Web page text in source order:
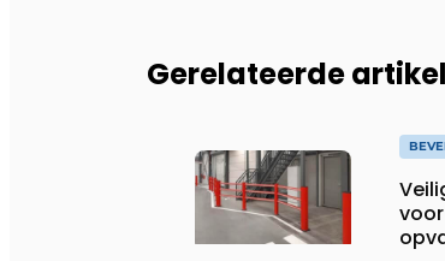
Gerelateerde